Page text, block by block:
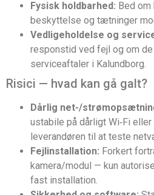
Fysisk holdbarhed: Bed om
beskyttelse og tætninger
Vedligeholdelse og
responstid ved fejl og om
serviceaftaler i Kalundborg.
Risici — hvad kan gå galt?
Dårlig net-/
ustabile på dårligt Wi‑Fi
leverandøren til at teste
Fejlinstallation: Forkert
kamera/modul — kun
fast installation.